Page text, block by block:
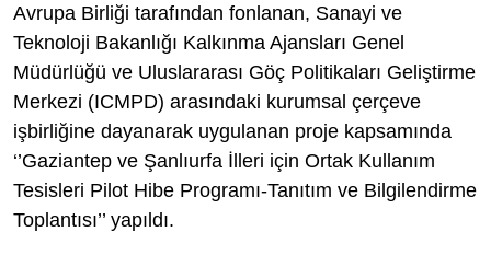
Avrupa Birliği tarafından fonlanan, Sanayi ve
Teknoloji Bakanlığı Kalkınma Ajansları Genel
Müdürlüğü ve Uluslararası Göç Politikaları Geliştirme
Merkezi (ICMPD) arasındaki kurumsal çerçeve
işbirliğine dayanarak uygulanan proje kapsamında
‘’Gaziantep ve Şanlıurfa İlleri için Ortak Kullanım
Tesisleri Pilot Hibe Programı-Tanıtım ve Bilgilendirme
Toplantısı’’ yapıldı.